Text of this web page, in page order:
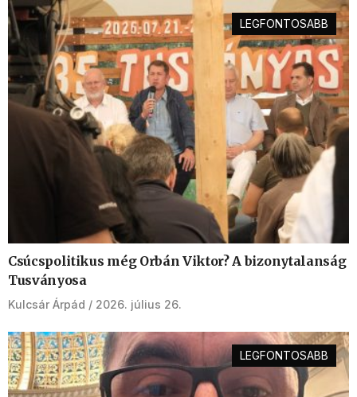
LEGFONTOSABB
Csúcspolitikus még Orbán Viktor? A bizonytalanság
Tusványosa
Kulcsár Árpád 2026. július 26.
LEGFONTOSABB